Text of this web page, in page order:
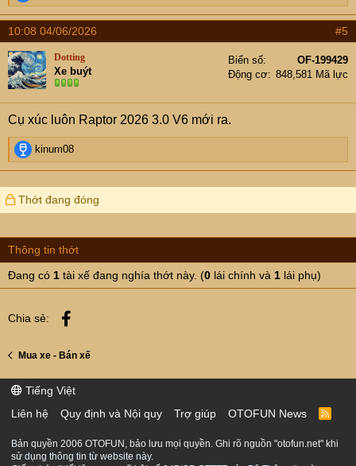
e
a
c
t
i
o
n
s
:
10:08 04/06/2026 #5
Dotting
Xe buýt
Biển số
OF-199429
Động cơ
848,581 Mã lực
Cụ xúc luôn Raptor 2026 3.0 V6 mới ra.
R
e
t
o
n
s
kinum08
Thớt đang đóng
Thông tin thớt
Đang có 1 tài xế đang nghía thớt này. (0 lái chính và 1 lái phụ)
Chia sẻ:
Mua xe - Bán xế
Tiếng Việt
Liên hệ
Quy định và Nội quy Trợ giúp OTOFUN News
R
S
Bản quyền 2006 OTOFUN, bảo lưu mọi quyền. Ghi rõ nguồn "otofun.net" khi
sử dụng thông tin từ website này.